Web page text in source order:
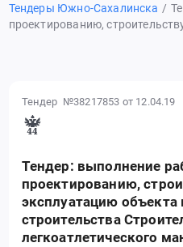
Тендеры Южно-Сахалинска
проектированию,
Тендер №38217853 от 12.04.19
Тендер: выполнение
проектированию,
эксплуатацию объекта
строительства
легкоатлетического